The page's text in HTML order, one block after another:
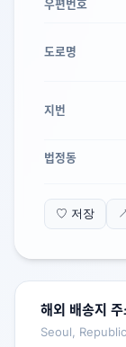
우편번호
도로명
지번
법정동
♡ 저장
해외 배송지
Seoul,